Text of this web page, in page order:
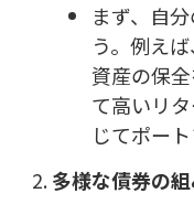
まず、自
う。例え
資産の保
て高いリ
じてポー
多様な債券の